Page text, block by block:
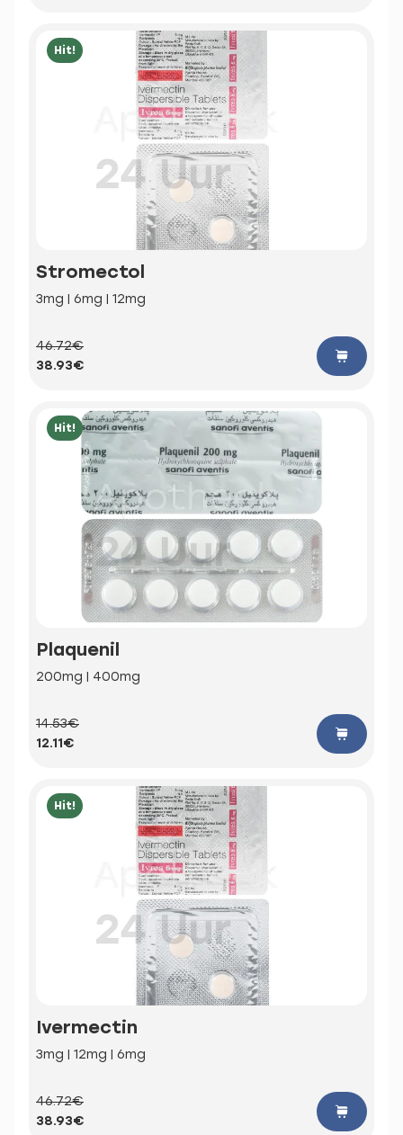
Hit!
Stromectol
3mg | 6mg | 12mg
46.72€
38.93€
Hit!
Plaquenil
200mg | 400mg
14.53€
12.11€
Hit!
Ivermectin
3mg | 12mg | 6mg
46.72€
38.93€